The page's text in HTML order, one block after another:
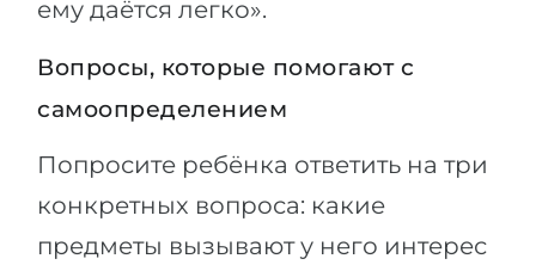
ему даётся легко».
Вопросы, которые помогают с
самоопределением
Попросите ребёнка ответить на три
конкретных вопроса: какие
предметы вызывают у него интерес